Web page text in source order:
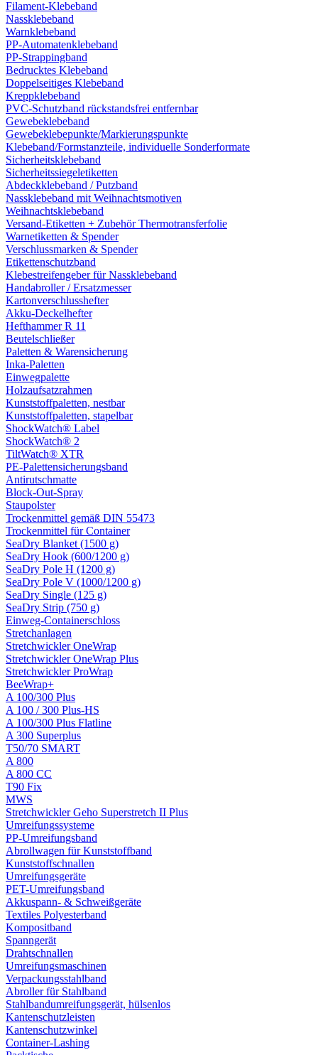
Filament-Klebeband
Nassklebeband
Warnklebeband
PP-Automatenklebeband
PP-Strappingband
Bedrucktes Klebeband
Doppelseitiges Klebeband
Kreppklebeband
PVC-Schutzband rückstandsfrei entfernbar
Gewebeklebeband
Gewebeklebepunkte/Markierungspunkte
Klebeband/Formstanzteile, individuelle Sonderformate
Sicherheitsklebeband
Sicherheitssiegeletiketten
Abdeckklebeband / Putzband
Nassklebeband mit Weihnachtsmotiven
Weihnachtsklebeband
Versand-Etiketten + Zubehör Thermotransferfolie
Warnetiketten & Spender
Verschlussmarken & Spender
Etikettenschutzband
Klebestreifengeber für Nassklebeband
Handabroller / Ersatzmesser
Kartonverschlusshefter
Akku-Deckelhefter
Hefthammer R 11
Beutelschließer
Paletten & Warensicherung
Inka-Paletten
Einwegpalette
Holzaufsatzrahmen
Kunststoffpaletten, nestbar
Kunststoffpaletten, stapelbar
ShockWatch® Label
ShockWatch® 2
TiltWatch® XTR
PE-Palettensicherungsband
Antirutschmatte
Block-Out-Spray
Staupolster
Trockenmittel gemäß DIN 55473
Trockenmittel für Container
SeaDry Blanket (1500 g)
SeaDry Hook (600/1200 g)
SeaDry Pole H (1200 g)
SeaDry Pole V (1000/1200 g)
SeaDry Single (125 g)
SeaDry Strip (750 g)
Einweg-Containerschloss
Stretchanlagen
Stretchwickler OneWrap
Stretchwickler OneWrap Plus
Stretchwickler ProWrap
BeeWrap+
A 100/300 Plus
A 100 / 300 Plus-HS
A 100/300 Plus Flatline
A 300 Superplus
T50/70 SMART
A 800
A 800 CC
T90 Fix
MWS
Stretchwickler Geho Superstretch II Plus
Umreifungssysteme
PP-Umreifungsband
Abrollwagen für Kunststoffband
Kunststoffschnallen
Umreifungsgeräte
PET-Umreifungsband
Akkuspann- & Schweißgeräte
Textiles Polyesterband
Kompositband
Spanngerät
Drahtschnallen
Umreifungsmaschinen
Verpackungsstahlband
Abroller für Stahlband
Stahlbandumreifungsgerät, hülsenlos
Kantenschutzleisten
Kantenschutzwinkel
Container-Lashing